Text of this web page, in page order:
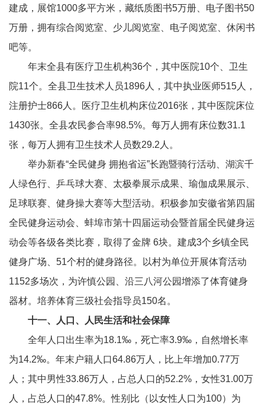
建成，展馆1000多平方米，藏纸质图书5万册、电子图书50
万册，拥有综合阅览室、少儿阅览室、电子阅览室、休闲书
吧等。
年末全县有医疗卫生机构36个，其中医院10个、卫生
院11个。全县卫生技术人员1896人，其中执业医师515人，
注册护士866人。医疗卫生机构床位2016张，其中医院床位
1430张。全县农民参合率98.5%。每万人拥有床位数31.1
张，每万人拥有卫生技术人员数29.2人。
举办新春“全民健身 拥抱省运”长跑暨骑行活动、湖滨千
人绿色行、乒乓球大赛、太极拳展示成果、瑜伽成果展示、
足球联赛、健身操大赛等大型活动。积极参加安徽省第四届
全民健身运动会、蚌埠市第十四届运动会暨首届全民健身运
动会等各级各类比赛，取得了金牌 6块。建成3个乡镇全民
健身广场、51个村的健身路径。以村为单位开展体育活动
1152多场次，为许慎公园、沿三八河公园增添了体育健身
器材。培养体育三级社会指导员150名。
十一、人口、人民生活和社会保障
全年人口出生率为18.1‰，死亡率3.9‰，自然增长率
为14.2‰。年末户籍人口64.86万人，比上年增加0.77万
人；其中男性33.86万人，占总人口的52.2%，女性31.00万
人，占总人口的47.8%。性别比（以女性人口为100）为